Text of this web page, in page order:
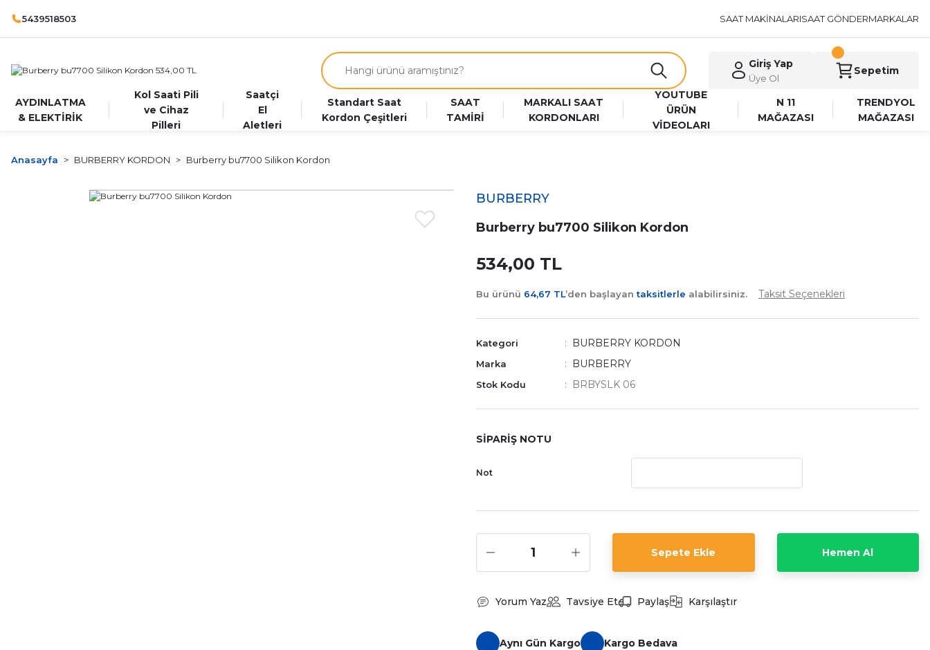
5439518503 SAAT MAKİNALARISAAT GÖNDERMARKALAR
Giriş Yap
Üye Ol
Sepetim
AYDINLATMA
& ELEKTİRİK
Kol Saati Pili
ve Cihaz
Pilleri
Saatçi
El
Aletleri
Standart Saat
Kordon Çeşitleri
SAAT
TAMİRİ
MARKALI SAAT
KORDONLARI
YOUTUBE
ÜRÜN
VİDEOLARI
N 11
MAĞAZASI
TRENDYOL
MAĞAZASI
Anasayfa BURBERRY KORDON Burberry bu7700 Silikon Kordon
BURBERRY
Burberry bu7700 Silikon Kordon
534,00 TL
Bu ürünü 64,67 TL’den başlayantaksitlerle alabilirsiniz. Taksit Seçenekleri
Kategori BURBERRY KORDON
Marka BURBERRY
Stok Kodu BRBYSLK 06
SİPARİŞ NOTU
Not
Sepete Ekle Hemen Al
Yorum Yaz Tavsiye Et Paylaş Karşılaştır
Aynı Gün Kargo Kargo Bedava